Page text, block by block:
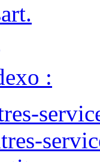
.
: